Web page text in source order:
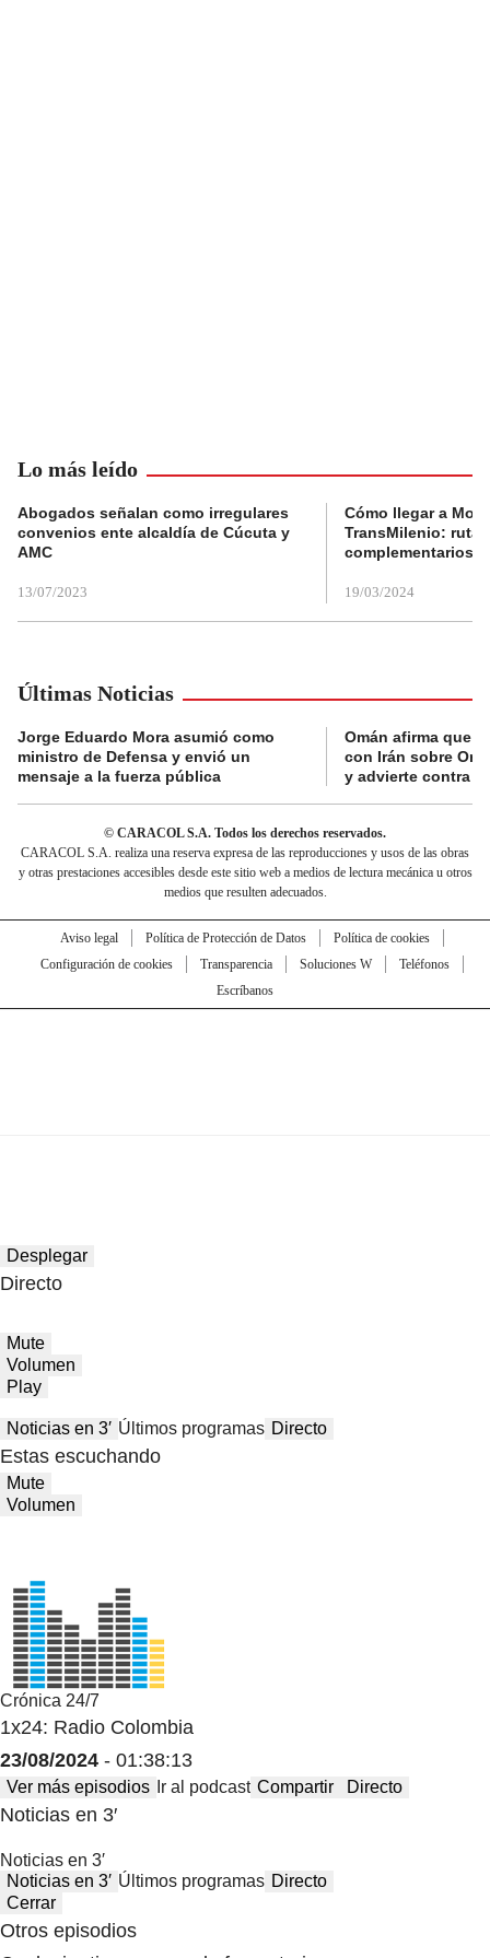
Lo más leído
Abogados señalan como irregulares
convenios ente alcaldía de Cúcuta y
AMC
13/07/2023
Cómo llegar a
TransMilenio:
complementarios
19/03/2024
Últimas Noticias
Jorge Eduardo Mora asumió como
ministro de Defensa y envió un
mensaje a la fuerza pública
Omán afirma que
con Irán sobre
y advierte contra
© CARACOL S.A. Todos los derechos reservados.
CARACOL S.A. realiza una reserva expresa de las reproducciones y usos de las obras
y otras prestaciones accesibles desde este sitio web a medios de lectura mecánica u otros
medios que resulten adecuados.
Aviso legal Política de Protección de Datos
Política de cookies
Configuración de cookies
Transparencia Soluciones W
Teléfonos
Escríbanos
Desplegar
Directo
Mute
Volumen
Play
Noticias en 3′ Últimos programas Directo
Estas escuchando
Mute
Volumen
Crónica 24/7
1x24: Radio Colombia
23/08/2024 - 01:38:13
Ver más episodios Ir al podcast Compartir Directo
Noticias en 3′
Noticias en 3′
Noticias en 3′ Últimos programas Directo
Cerrar
Otros episodios